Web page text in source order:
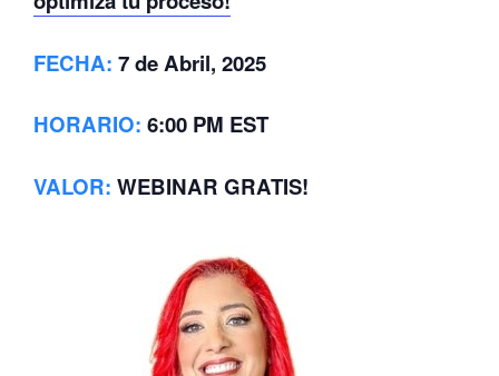
FECHA: 7 de Abril, 2025
HORARIO: 6:00 PM EST
VALOR: WEBINAR GRATIS!